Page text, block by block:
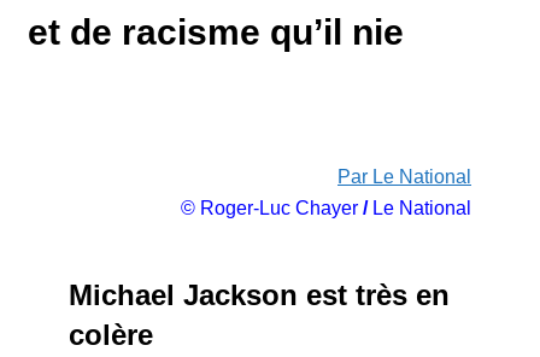
et de racisme qu’il nie
Par Le National
© Roger-Luc Chayer /Le National
Michael Jackson est très en
colère